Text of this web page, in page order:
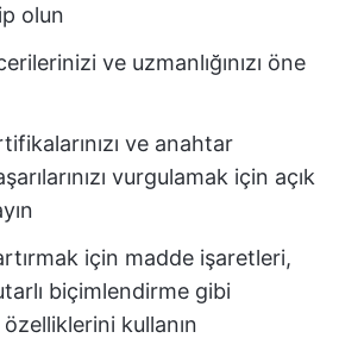
olun
ve uzmanlığınızı öne
ve anahtar
vurgulamak için açık
için madde işaretleri,
biçimlendirme gibi
kullanın